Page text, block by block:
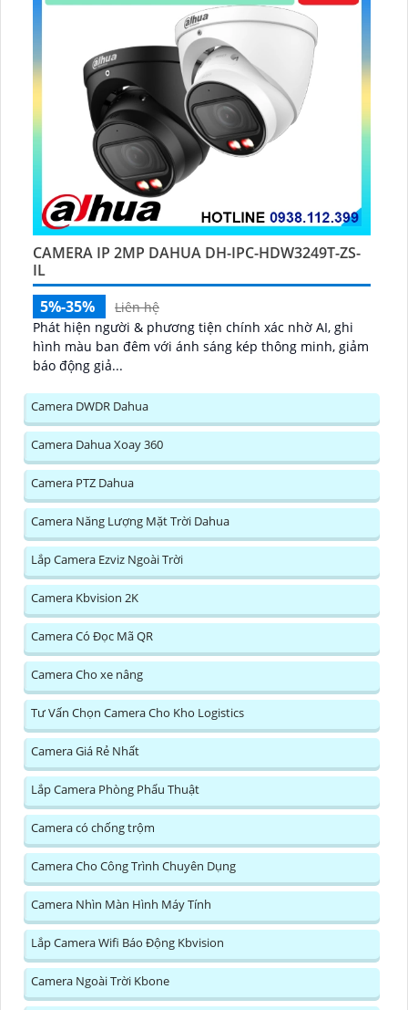
CAMERA IP 2MP DAHUA DH-IPC-HDW3249T-ZS-
IL
5%-35%
Liên hệ
Phát hiện người & phương tiện chính xác nhờ AI, ghi
hình màu ban đêm với ánh sáng kép thông minh, giảm
báo động giả...
Camera DWDR Dahua
Camera Dahua Xoay 360
Camera PTZ Dahua
Camera Năng Lượng Mặt Trời Dahua
Lắp Camera Ezviz Ngoài Trời
Camera Kbvision 2K
Camera Có Đọc Mã QR
Camera Cho xe nâng
Tư Vấn Chọn Camera Cho Kho Logistics
Camera Giá Rẻ Nhất
Lắp Camera Phòng Phẩu Thuật
Camera có chống trộm
Camera Cho Công Trình Chuyên Dụng
Camera Nhìn Màn Hình Máy Tính
Lắp Camera Wifi Báo Động Kbvision
Camera Ngoài Trời Kbone